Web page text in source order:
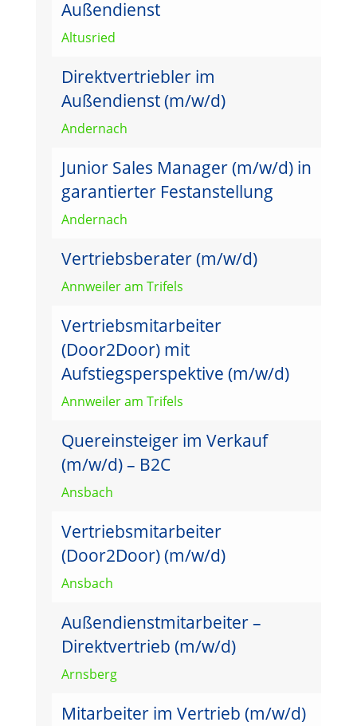
Außendienst
Altusried
Direktvertriebler im
Außendienst (m/w/d)
Andernach
Junior Sales Manager (m/w/d) in
garantierter Festanstellung
Andernach
Vertriebsberater (m/w/d)
Annweiler am Trifels
Vertriebsmitarbeiter
(Door2Door) mit
Aufstiegsperspektive (m/w/d)
Annweiler am Trifels
Quereinsteiger im Verkauf
(m/w/d) – B2C
Ansbach
Vertriebsmitarbeiter
(Door2Door) (m/w/d)
Ansbach
Außendienstmitarbeiter –
Direktvertrieb (m/w/d)
Arnsberg
Mitarbeiter im Vertrieb (m/w/d)